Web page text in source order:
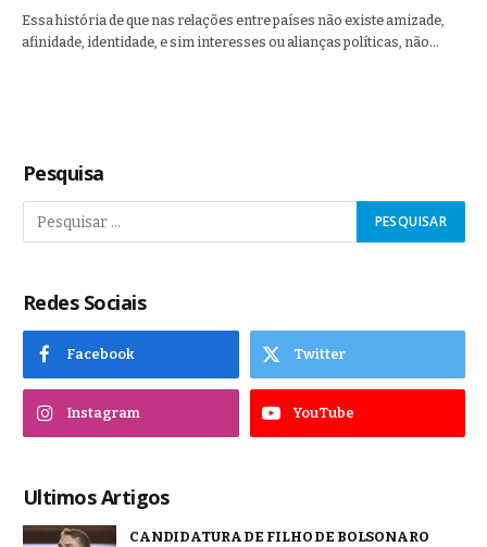
Essa história de que nas relações entre países não existe amizade,
afinidade, identidade, e sim interesses ou alianças políticas, não…
Pesquisa
Redes Sociais
Facebook Twitter
Instagram YouTube
Ultimos Artigos
CANDIDATURA DE FILHO DE BOLSONARO